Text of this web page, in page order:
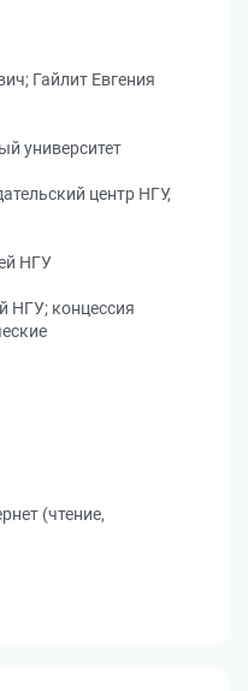
Гайлит Евгения
университет
центр НГУ,
НГУ
НГУ; концессия
(чтение,